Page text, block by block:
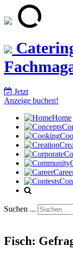
Jetzt
Anzeige buchen!
Home
Suchen ...
Fisch: